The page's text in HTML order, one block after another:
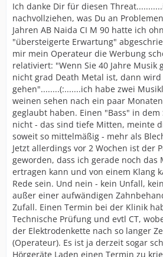
Ich danke Dir für diesen
nachvollziehen, was Du an
Jahren AB Naida CI M 90 hatte ich
"übersteigerte Erwartung"
mir mein Operateur die Werbung
relativiert: "Wenn Sie 40 Jahre Musik
nicht grad Death Metal ist, dann
gehen"........(:.......ich habe zwei
weinen sehen nach ein paar
geglaubt haben. Einen "Bass" in
nicht - das sind tiefe Mitten, meinte
soweit so mittelmäßig - mehr als
Jetzt allerdings vor 2 Wochen ist der
geworden, dass ich gerade noch das
ertragen kann und von einem Klang
Rede sein. Und nein - kein Unfall,
außer einer aufwändigen
Zufall. Einen Termin bei der Klinik
Technische Prüfung und evtl CT,
der Elektrodenkette nach so langer
(Operateur). Es ist ja derzeit sogar
Hörgeräte Laden einen Termin zu